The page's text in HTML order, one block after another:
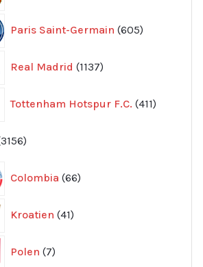
Paris Saint-Germain 605
produkter
Real Madrid 1137
produkter
Tottenham Hotspur F.C. 411
produkter
3156
produkter
Colombia 66
produkter
Kroatien 41
produkter
Polen 7
produkter